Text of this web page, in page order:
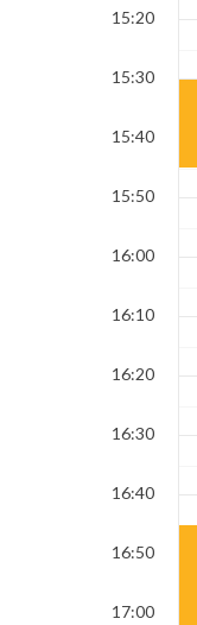
15:20
15:30
15:40
15:50
16:00
16:10
16:20
16:30
16:40
16:50
17:00